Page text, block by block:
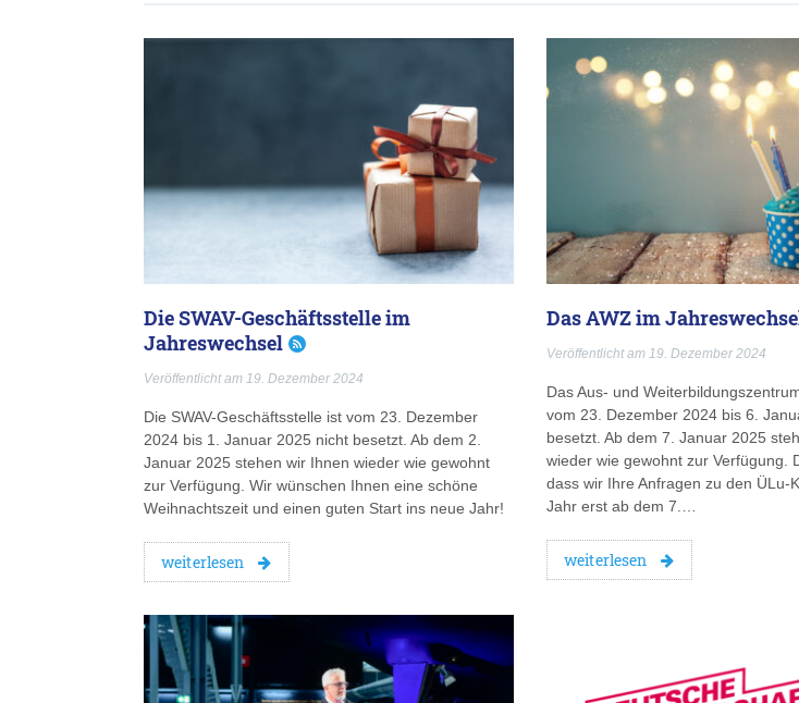
Die SWAV-Geschäftsstelle im
Jahreswechsel
Veröffentlicht am 19. Dezember 2024
Die SWAV-Geschäftsstelle ist vom 23. Dezember
2024 bis 1. Januar 2025 nicht besetzt. Ab dem 2.
Januar 2025 stehen wir Ihnen wieder wie gewohnt
zur Verfügung. Wir wünschen Ihnen eine schöne
Weihnachtszeit und einen guten Start ins neue Jahr!
weiterlesen
Das AWZ im
Veröffentlicht am 19. Dezember 2024
Das Aus- und
vom 23. Dezember 2024 bis 6.
besetzt. Ab dem 7. Januar 2025
wieder wie gewohnt zur Verfügung.
dass wir Ihre Anfragen zu den ÜLu-
Jahr erst ab dem 7.…
weiterlesen